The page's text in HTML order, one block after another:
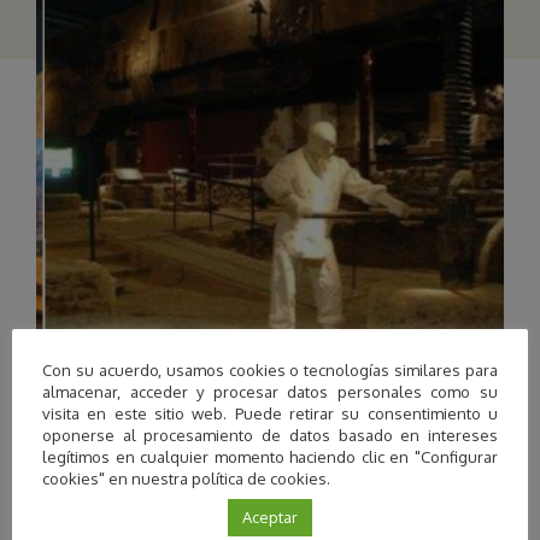
Granada
Con su acuerdo, usamos cookies o tecnologías similares para
almacenar, acceder y procesar datos personales como su
visita en este sitio web. Puede retirar su consentimiento u
oponerse al procesamiento de datos basado en intereses
legítimos en cualquier momento haciendo clic en "Configurar
cookies" en nuestra política de cookies.
Aceptar